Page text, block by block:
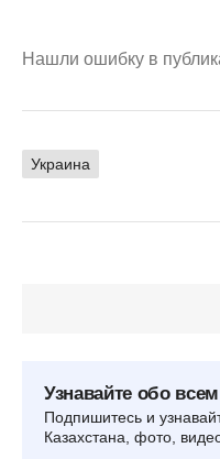
Нашли ошибку в
Украина
Узнавайте обо
Подпишитесь и
Казахстана, фото,